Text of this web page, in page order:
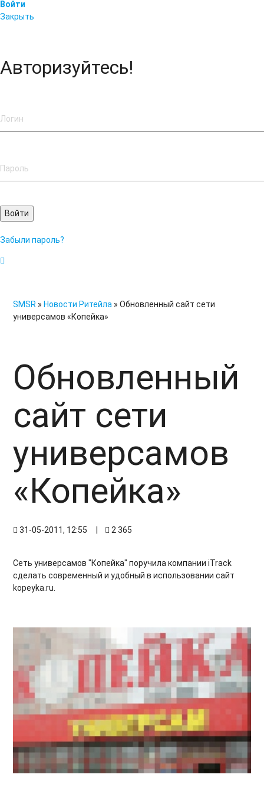
Войти
Закрыть
Авторизуйтесь!
Войти
Забыли пароль?
SMSR » Новости Ритейла » Обновленный сайт сети
универсамов «Копейка»
Обновленный
сайт сети
универсамов
«Копейка»
31-05-2011, 12:55 2 365
Сеть универсамов "Копейка" поручила компании iTrack
сделать современный и удобный в использовании сайт
kopeyka.ru.